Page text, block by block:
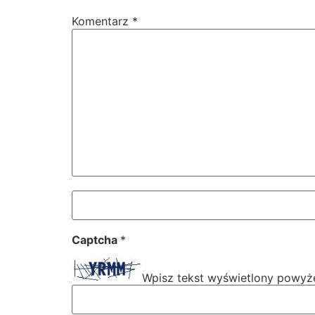
Komentarz *
Captcha *
Wpisz tekst wyświetlony